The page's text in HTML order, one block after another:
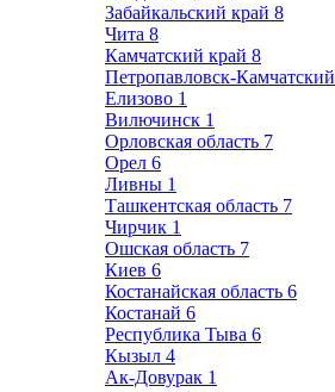
Забайкальский край 8
Чита 8
Камчатский край 8
Петропавловск-Камчатский
Елизово 1
Вилючинск 1
Орловская область 7
Орел 6
Ливны 1
Ташкентская область 7
Чирчик 1
Ошская область 7
Киев 6
Костанайская область 6
Костанай 6
Республика Тыва 6
Кызыл 4
Ак-Довурак 1